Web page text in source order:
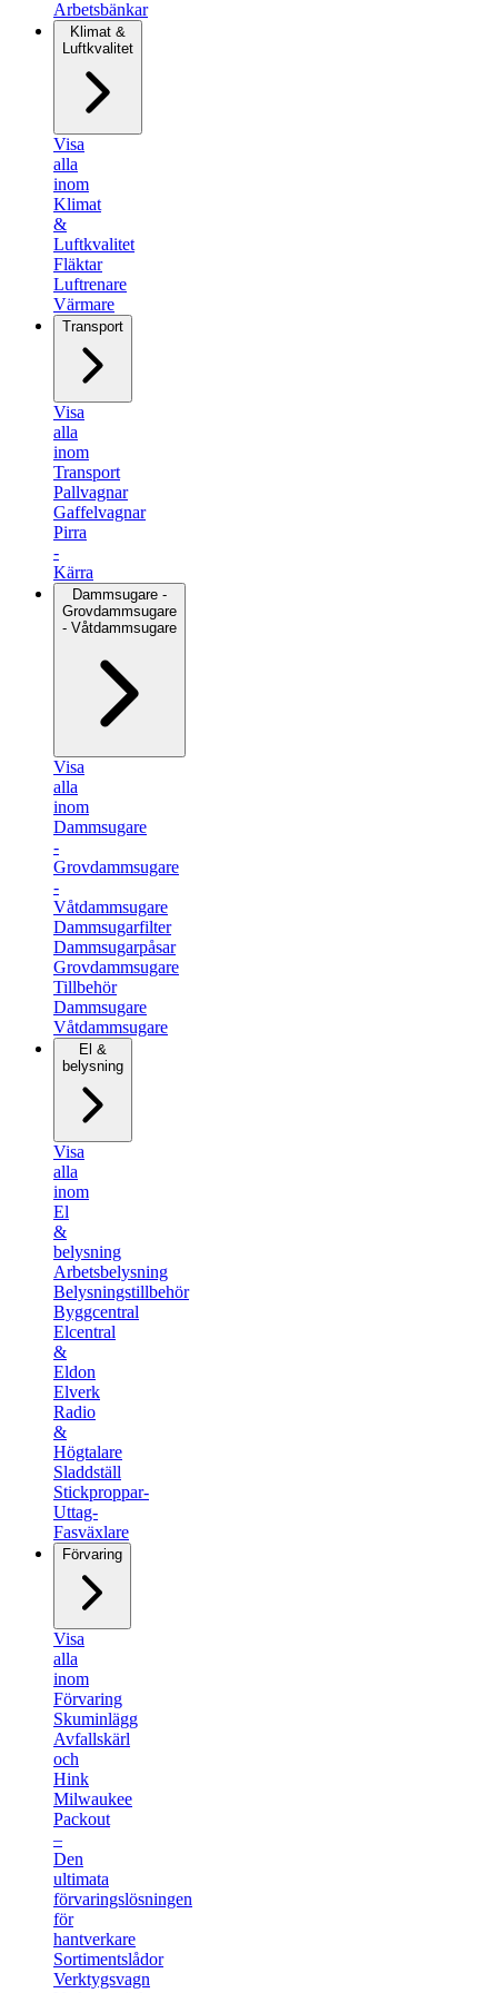
Arbetsbänkar
Klimat &
Luftkvalitet
Visa
alla
inom
Klimat
&
Luftkvalitet
Fläktar
Luftrenare
Värmare
Transport
Visa
alla
inom
Transport
Pallvagnar
Gaffelvagnar
Pirra
-
Kärra
Dammsugare -
Grovdammsugare
- Våtdammsugare
Visa
alla
inom
Dammsugare
-
Grovdammsugare
-
Våtdammsugare
Dammsugarfilter
Dammsugarpåsar
Grovdammsugare
Tillbehör
Dammsugare
Våtdammsugare
El &
belysning
Visa
alla
inom
El
&
belysning
Arbetsbelysning
Belysningstillbehör
Byggcentral
Elcentral
&
Eldon
Elverk
Radio
&
Högtalare
Sladdställ
Stickproppar-
Uttag-
Fasväxlare
Förvaring
Visa
alla
inom
Förvaring
Skuminlägg
Avfallskärl
och
Hink
Milwaukee
Packout
–
Den
ultimata
förvaringslösningen
för
hantverkare
Sortimentslådor
Verktygsvagn